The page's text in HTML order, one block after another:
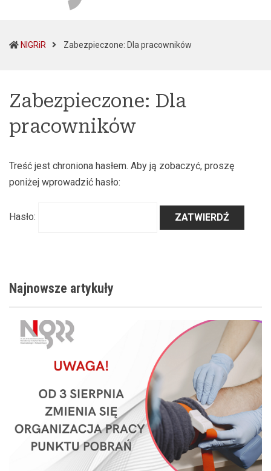
NIGRiR Zabezpieczone: Dla pracowników
Zabezpieczone: Dla
pracowników
Treść jest chroniona hasłem. Aby ją zobaczyć, proszę
poniżej wprowadzić hasło:
Hasło:
Najnowsze artykuły